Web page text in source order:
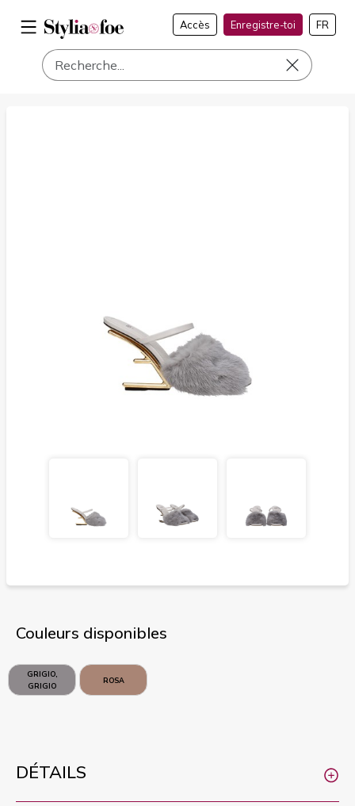
Accès Enregistre-toi FR
Couleurs disponibles
GRIGIO,
GRIGIO
CHIARO
ROSA
DÉTAILS